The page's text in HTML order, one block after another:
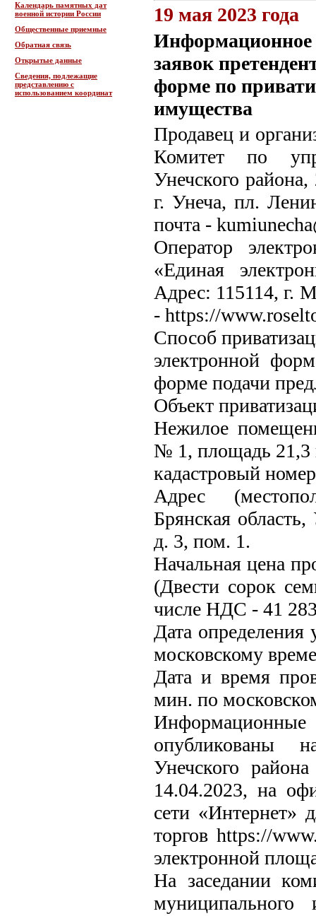
Календарь памятных дат
военной истории России
Общественные приемные
Обратная связь
Открытые данные
Сведения, подлежащие
представлению с
использованием координат
19 мая 2023 года
Информационное
заявок
форме по
имущества
Продавец и
Комитет по
Унечского
г. Унеча, пл.
почта -
Оператор
«Единая
Адрес: 115114, г.
- https://
Способ
электронной
форме подачи
Объект
Нежилое
№ 1, площадь 21,3
кадастровый
Адрес
Брянская
д. 3, пом. 1.
Начальная цена
(Двести сорок
числе НДС - 41
Дата определения
московскому
Дата и время
мин. по
Информационные
опубликованы
Унечского
14.04.2023, на
сети «Интернет»
торгов https://
электронной
На заседании
муниципального